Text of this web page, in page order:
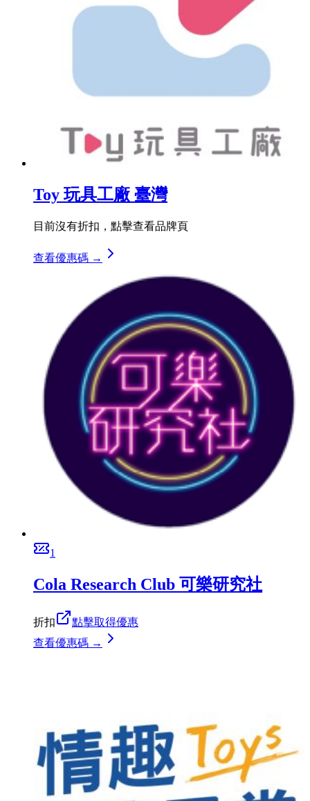
Toy 玩具工廠 臺灣
目前沒有折扣，點擊查看品牌頁
查看優惠碼 →
1
Cola Research Club 可樂研究社
折扣
點擊取得優惠
查看優惠碼 →